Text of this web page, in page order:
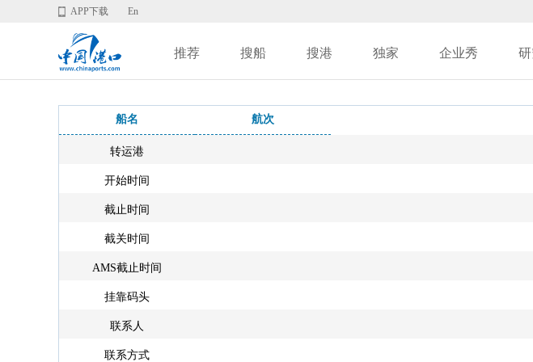
APP下载 En
推荐 搜船 搜港 独家 企业秀
船名 航次
转运港
开始时间
截止时间
截关时间
AMS截止时间
挂靠码头
联系人
联系方式